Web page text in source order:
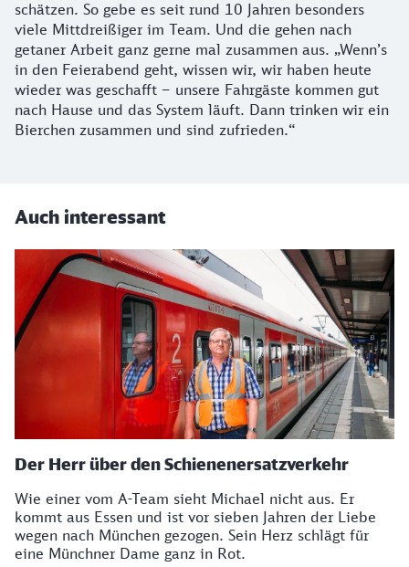
schätzen. So gebe es seit rund 10 Jahren besonders
viele Mittdreißiger im Team. Und die gehen nach
getaner Arbeit ganz gerne mal zusammen aus. „Wenn’s
in den Feierabend geht, wissen wir, wir haben heute
wieder was geschafft – unsere Fahrgäste kommen gut
nach Hause und das System läuft. Dann trinken wir ein
Bierchen zusammen und sind zufrieden.“
Auch interessant
Der Herr über den Schienenersatzverkehr
Wie einer vom A-Team sieht Michael nicht aus. Er
kommt aus Essen und ist vor sieben Jahren der Liebe
wegen nach München gezogen. Sein Herz schlägt für
eine Münchner Dame ganz in Rot.